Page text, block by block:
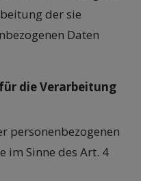
der sie
Daten
die Verarbeitung
personenbezogenen
im Sinne des Art. 4